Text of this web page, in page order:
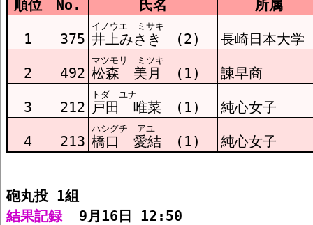
順位
No. 氏名 所属
1 375
イノウエ ミサキ
井上みさき (2) 長崎日本大学
2 492
マツモリ ミツキ
松森 美月 (1) 諫早商
3 212
トダ ユナ
戸田 唯菜 (1) 純心女子
4 213
ハシグチ アユ
橋口 愛結 (1) 純心女子
砲丸投 1組
結果記録
  9月16日 12:50